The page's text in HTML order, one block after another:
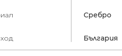
Сребро
България